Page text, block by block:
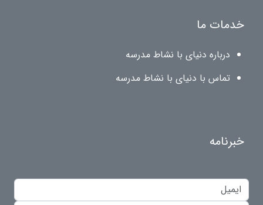
خدمات ما
درباره دنیای با نشاط مدرسه
تماس با دنیای با نشاط مدرسه
خبرنامه